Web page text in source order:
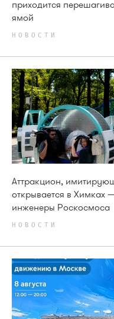
приходится
ямой
НОВОСТИ
Аттракцион,
открывается в Химках
инженеры Роскосмоса
НОВОСТИ